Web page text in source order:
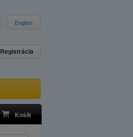
English
Registrácia
Košík